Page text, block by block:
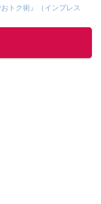
トク術』（インプレス
社を辞める。翌月からの